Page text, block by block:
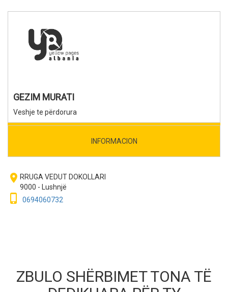
GEZIM MURATI
Veshje te përdorura
INFORMACION
room RRUGA VEDUT DOKOLLARI
9000 - Lushnjë
phone_iphone 0694060732
ZBULO SHËRBIMET TONA TË